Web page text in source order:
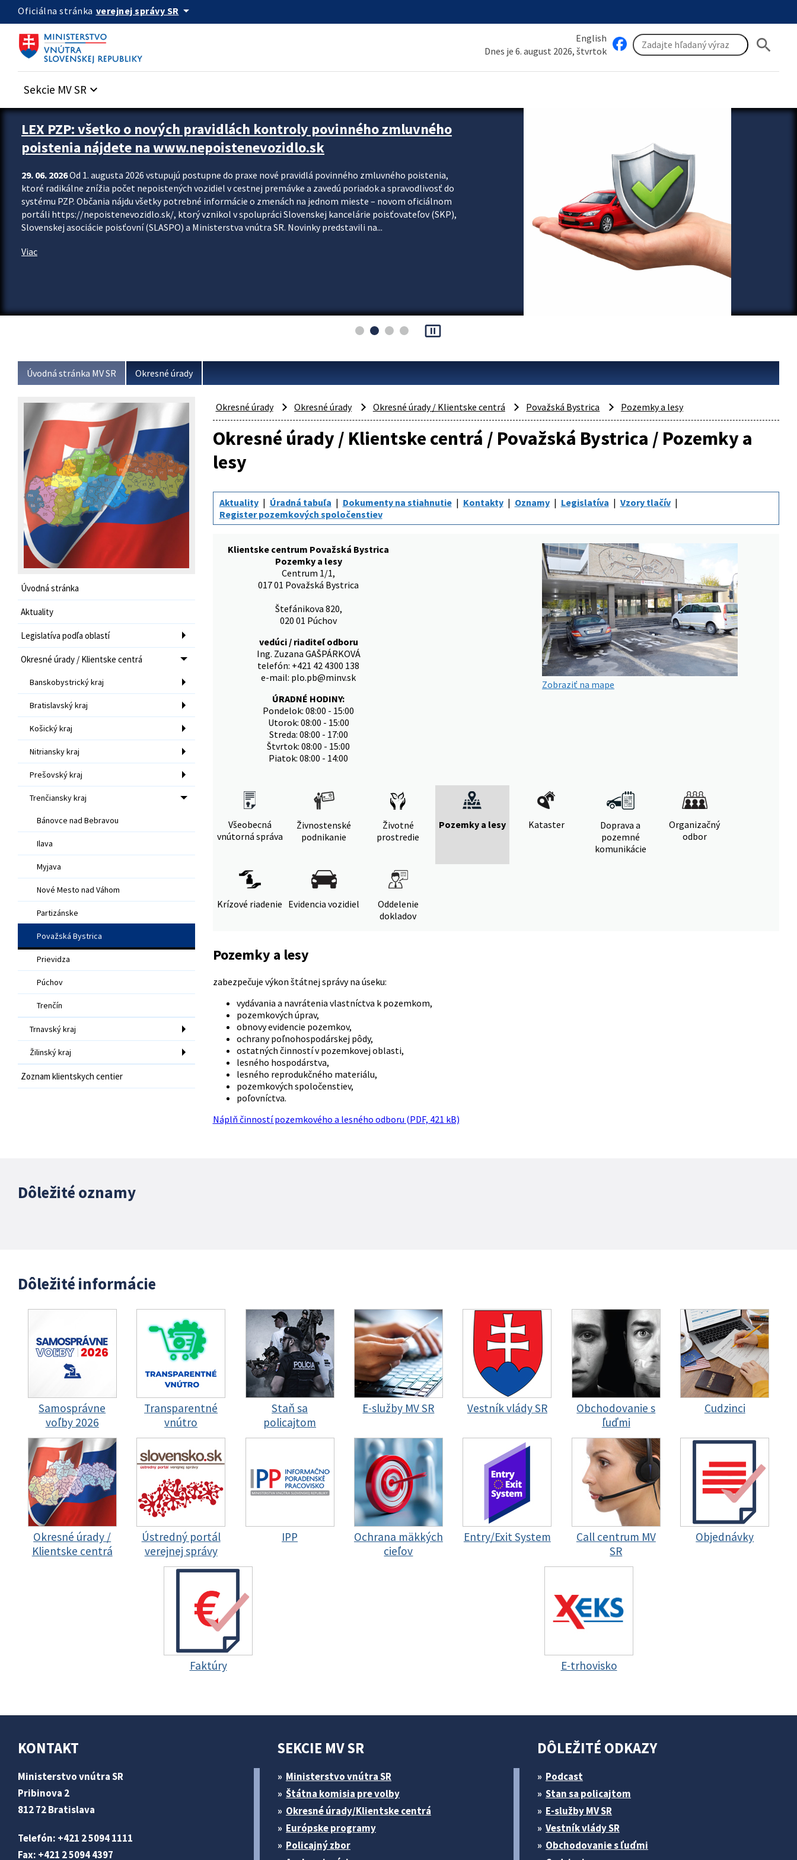
Preskocit na hlavný obsah
Oficiálna stránka verejnej správy SR arrow_drop_down
English
Dnes je 6. august 2026, štvrtok
search
Sekcie MV SR keyboard_arrow_down
Zastavit automatický posun upútavok
LEX PZP: všetko o nových pravidlách kontroly povinného zmluvného
poistenia nájdete na www.nepoistenevozidlo.sk
29. 06. 2026Od 1. augusta 2026 vstupujú postupne do praxe nové pravidlá povinného zmluvného poistenia,
ktoré radikálne znížia počet nepoistených vozidiel v cestnej premávke a zavedú poriadok a spravodlivosť do
systému PZP. Občania nájdu všetky potrebné informácie o zmenách na jednom mieste – novom oficiálnom
portáli https://nepoistenevozidlo.sk/, ktorý vznikol v spolupráci Slovenskej kancelárie poisťovateľov (SKP),
Slovenskej asociácie poisťovní (SLASPO) a Ministerstva vnútra SR. Novinky predstavili na...
Viac
pause_presentation
Úvodná stránka MV SR Okresné úrady
Úvodná stránka
Aktuality
Legislatíva podľa oblastí
Okresné úrady / Klientske centrá
Banskobystrický kraj
Bratislavský kraj
Košický kraj
Nitriansky kraj
Prešovský kraj
Trenčiansky kraj
Bánovce nad Bebravou
Ilava
Myjava
Nové Mesto nad Váhom
Partizánske
Považská Bystrica
Prievidza
Púchov
Trenčín
Trnavský kraj
Žilinský kraj
Zoznam klientskych centier
Okresné úrady Okresné úrady Okresné úrady / Klientske centrá Považská Bystrica Pozemky a lesy
Okresné úrady / Klientske centrá / Považská Bystrica / Pozemky a
lesy
Aktuality Úradná tabuľa Dokumenty na stiahnutie Kontakty Oznamy Legislatíva
Vzory tlačív
Register pozemkových spoločenstiev
Klientske centrum Považská Bystrica
Pozemky a lesy
Centrum 1/1,
017 01 Považská Bystrica
Štefánikova 820,
020 01 Púchov
vedúci / riaditeľ odboru
Ing. Zuzana GAŠPÁRKOVÁ
telefón: +421 42 4300 138
e-mail: plo.pb@minv.sk
ÚRADNÉ HODINY:
Pondelok: 08:00 - 15:00
Utorok: 08:00 - 15:00
Streda: 08:00 - 17:00
Štvrtok: 08:00 - 15:00
Piatok: 08:00 - 14:00
Zobraziť na mape
Všeobecná
vnútorná správa
Živnostenské
podnikanie
Životné
prostredie
Pozemky a lesy Kataster
Doprava a
pozemné
komunikácie
Organizačný
odbor
Krízové riadenie Evidencia vozidiel
Oddelenie
dokladov
Pozemky a lesy
zabezpečuje výkon štátnej správy na úseku:
vydávania a navrátenia vlastníctva k pozemkom,
pozemkových úprav,
obnovy evidencie pozemkov,
ochrany poľnohospodárskej pôdy,
ostatných činností v pozemkovej oblasti,
lesného hospodárstva,
lesného reprodukčného materiálu,
pozemkových spoločenstiev,
poľovníctva.
Náplň činností pozemkového a lesného odboru (PDF, 421 kB)
Dôležité oznamy
Dôležité informácie
Samosprávne
voľby 2026
Transparentné
vnútro
Staň sa
policajtom
E-služby MV SR Vestník vlády SR
Obchodovanie s
ľuďmi
Cudzinci
Okresné úrady /
Klientske centrá
Ústredný portál
verejnej správy
IPP
Ochrana mäkkých
cieľov
Entry/Exit System
Call centrum MV
SR
Objednávky
Faktúry E-trhovisko
KONTAKT
Ministerstvo vnútra SR
Pribinova 2
812 72 Bratislava
Telefón: +421 2 5094 1111
Fax: +421 2 5094 4397
SEKCIE MV SR
Ministerstvo vnútra SR
Štátna komisia pre volby
Okresné úrady/Klientske centrá
Európske programy
Policajný zbor
DÔLEŽITÉ ODKAZY
Podcast
Stan sa policajtom
E-služby MV SR
Vestník vlády SR
Obchodovanie s ľuďmi